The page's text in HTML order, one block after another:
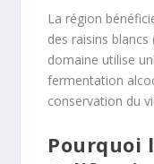
La région
des raisins
domaine utilise
fermentation
conservation du
Pourquoi